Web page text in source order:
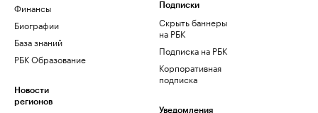
Финансы
Биографии
База знаний
РБК Образование
Новости
регионов
Подписки
Скрыть баннеры
на РБК
Подписка на РБК
Корпоративная
подписка
Уведомления